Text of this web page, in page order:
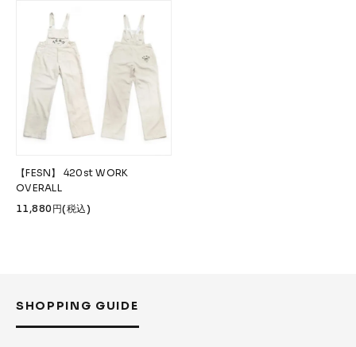
W.P.S.I 九五館 -KYUGOKAN-
PENNY Pro Shop CUSTOM
CHROME INDUSTRIES
INDEPENDENT
TENSOR TRUCKS DOG TOWN
oddCIRKUS
【FESN】 420st WORK
OVERALL
11,880円(税込)
SHOPPING GUIDE